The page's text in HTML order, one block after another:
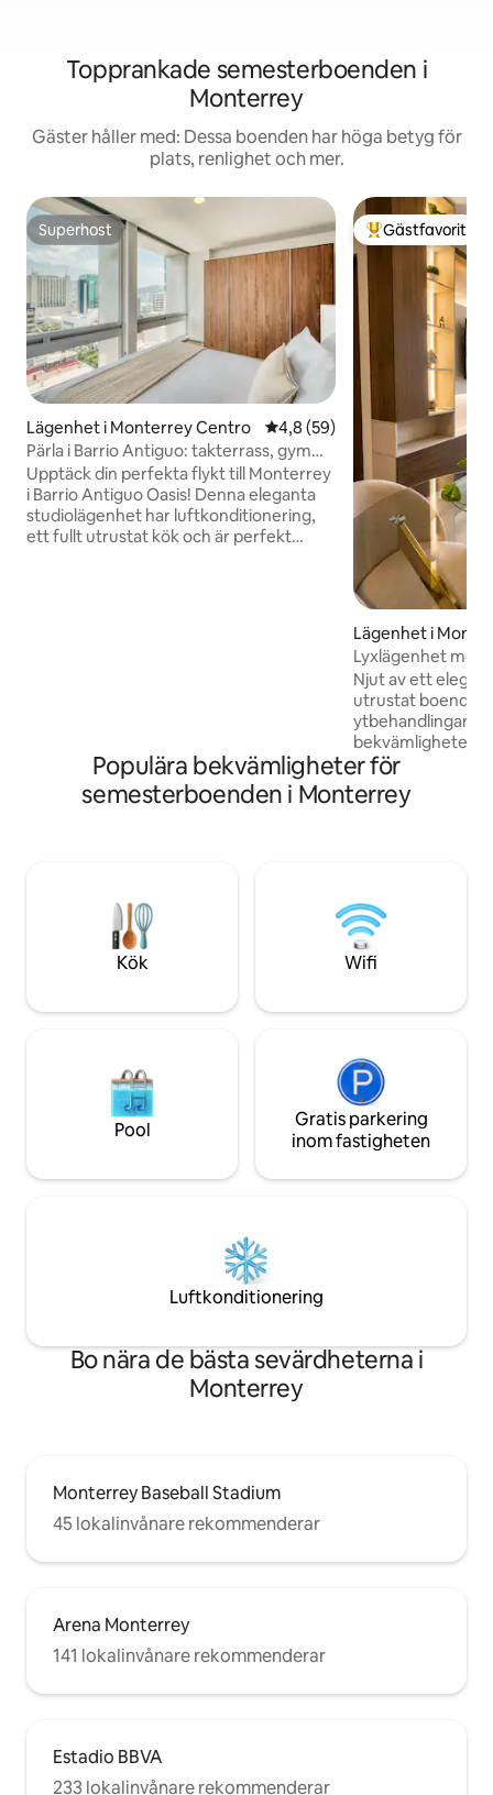
Topprankade semesterboenden i
Monterrey
Gäster håller med: Dessa boenden har höga betyg för
plats, renlighet och mer.
Superhost
Superhost
Lägenhet i Monterrey Centro 4,8 av 5 i genomsnittligt
4,8 (59)
Pärla i Barrio Antiguo: takterrass, gym
och utsikt över staden!
Upptäck din perfekta flykt till Monterrey
i Barrio Antiguo Oasis! Denna eleganta
studiolägenhet har luftkonditionering,
ett fullt utrustat kök och är perfekt
Populär
Gästfavorit
Lägenhet i
Lyxlägenhet med
Njut av ett
utrustat boende
ytbehandlingar,
bekvämligheter
en oförglömlig
fritids- eller
lyxupplevelse i
vardagsrum,
utrymmen,
inne i tornet.
Populära bekvämligheter för
semesterboenden i Monterrey
Kök Wifi
Pool
Gratis parkering
inom fastigheten
Luftkonditionering
Bo nära de bästa sevärdheterna i
Monterrey
Monterrey Baseball Stadium
45 lokalinvånare rekommenderar
Arena Monterrey
141 lokalinvånare rekommenderar
Estadio BBVA
233 lokalinvånare rekommenderar